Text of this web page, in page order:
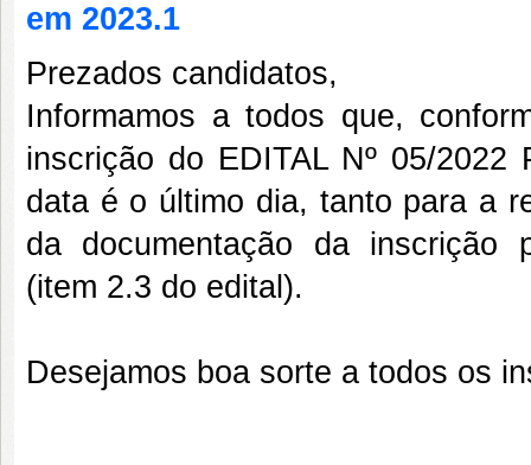
em 2023.1
Prezados candidatos,
Informamos a todos que,
inscrição do EDITAL Nº 05/2022
data é o último dia, tanto para a
da documentação da inscrição
(item 2.3 do edital).
Desejamos boa sorte a todos os